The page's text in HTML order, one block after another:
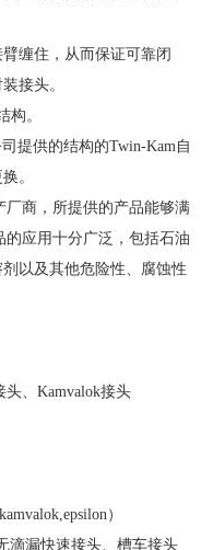
缠住，从而保证可靠闭
接头。
构。
提供的结构的Twin-Kam自
。
厂商，所提供的产品能够满
的应用十分广泛，包括石油
以及其他危险性、腐蚀性
头、Kamvalok接头
）
滴漏快速接头、槽车接头